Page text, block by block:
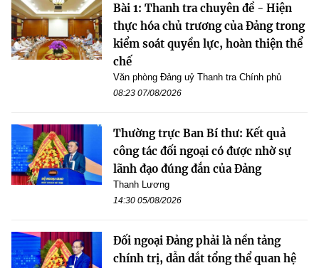
Bài 1: Thanh tra chuyên đề - Hiện
thực hóa chủ trương của Đảng trong
kiểm soát quyền lực, hoàn thiện thể
chế
Văn phòng Đảng uỷ Thanh tra Chính phủ
08:23 07/08/2026
Thường trực Ban Bí thư: Kết quả
công tác đối ngoại có được nhờ sự
lãnh đạo đúng đắn của Đảng
Thanh Lương
14:30 05/08/2026
Đối ngoại Đảng phải là nền tảng
chính trị, dẫn dắt tổng thể quan hệ